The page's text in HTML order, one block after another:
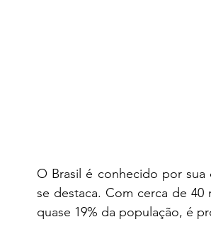
O Brasil é conhecido por sua
se destaca. Com cerca de 40
quase 19% da população, é